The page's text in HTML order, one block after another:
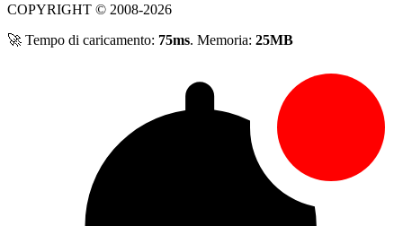
COPYRIGHT © 2008-2026
🚀 Tempo di caricamento: 75ms. Memoria: 25MB